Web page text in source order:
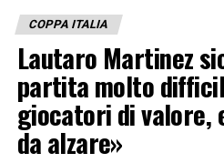
COPPA ITALIA
Lautaro Martinez
partita molto
giocatori di valore,
da alzare»